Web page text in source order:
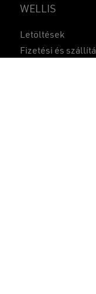
WELLIS
Letöltések
Fizetési és